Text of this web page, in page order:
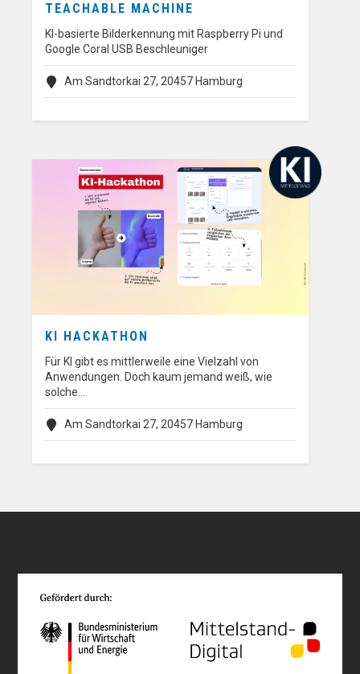
TEACHABLE MACHINE
KI-basierte Bilderkennung mit Raspberry Pi und
Google Coral USB Beschleuniger
Am Sandtorkai 27, 20457 Hamburg
KI HACKATHON
Für KI gibt es mittlerweile eine Vielzahl von
Anwendungen. Doch kaum jemand weiß, wie
solche…
Am Sandtorkai 27, 20457 Hamburg